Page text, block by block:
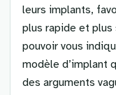
leurs implants,
plus rapide et
pouvoir vous
modèle d’implant
des arguments